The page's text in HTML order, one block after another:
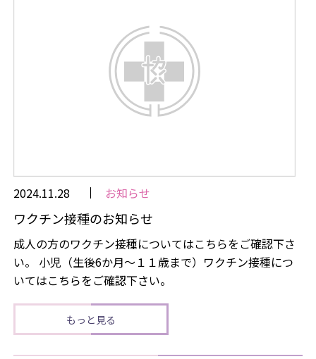
2024.11.28 お知らせ
ワクチン接種のお知らせ
成人の方のワクチン接種についてはこちらをご確認下さ
い。 小児（生後6か月～１１歳まで）ワクチン接種につ
いてはこちらをご確認下さい。
もっと見る